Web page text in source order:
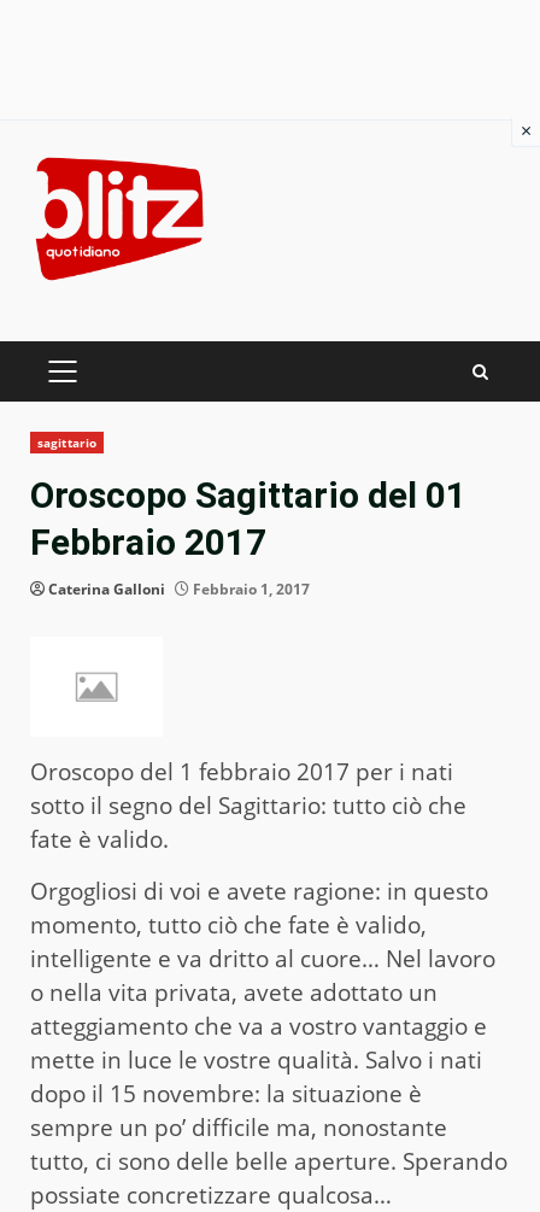
content
PRIMARY
sagittario
Oroscopo Sagittario del 01
Febbraio 2017
Caterina Galloni Febbraio 1, 2017
Oroscopo del 1 febbraio 2017 per i nati
sotto il segno del Sagittario: tutto ciò che
fate è valido.
Orgogliosi di voi e avete ragione: in questo
momento, tutto ciò che fate è valido,
intelligente e va dritto al cuore… Nel lavoro
o nella vita privata, avete adottato un
atteggiamento che va a vostro vantaggio e
mette in luce le vostre qualità. Salvo i nati
dopo il 15 novembre: la situazione è
sempre un po’ difficile ma, nonostante
tutto, ci sono delle belle aperture. Sperando
possiate concretizzare qualcosa…
×